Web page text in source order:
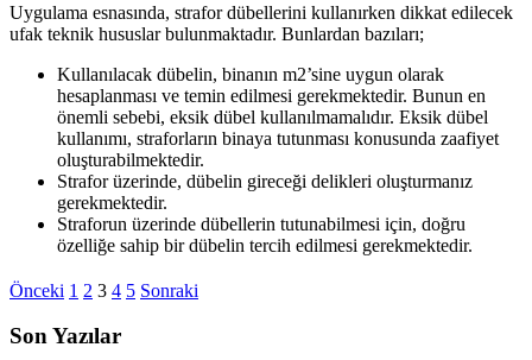
Uygulama esnasında, strafor dübellerini kullanırken dikkat edilecek
ufak teknik hususlar bulunmaktadır. Bunlardan bazıları;
Kullanılacak dübelin, binanın m2’sine uygun olarak
hesaplanması ve temin edilmesi gerekmektedir. Bunun en
önemli sebebi, eksik dübel kullanılmamalıdır. Eksik dübel
kullanımı, straforların binaya tutunması konusunda zaafiyet
oluşturabilmektedir.
Strafor üzerinde, dübelin gireceği delikleri oluşturmanız
gerekmektedir.
Straforun üzerinde dübellerin tutunabilmesi için, doğru
özelliğe sahip bir dübelin tercih edilmesi gerekmektedir.
Önceki 1 2 3 4 5 Sonraki
Son Yazılar